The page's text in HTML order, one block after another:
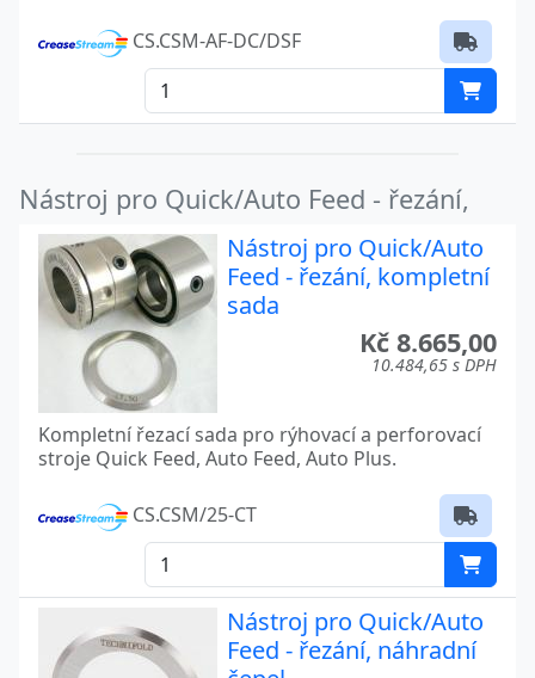
CS.CSM-AF-DC/DSF
Nástroj pro Quick/Auto Feed - řezání,
Nástroj pro Quick/Auto
Feed - řezání, kompletní
sada
Kč 8.665,00
10.484,65 s DPH
Kompletní řezací sada pro rýhovací a perforovací
stroje Quick Feed, Auto Feed, Auto Plus.
CS.CSM/25-CT
Nástroj pro Quick/Auto
Feed - řezání, náhradní